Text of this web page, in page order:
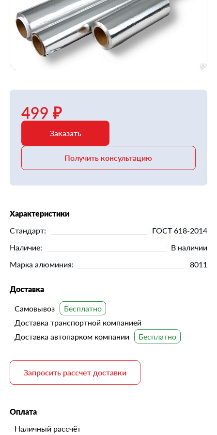
499 ₽
Заказать
Получить консультацию
Характеристики
Стандарт:
ГОСТ 618-2014
Наличие:
В наличии
Марка алюминия:
8011
Доставка
Самовывоз
Доставка транспортной компанией
Доставка автопарком компании
Запросить рассчет доставки
Оплата
Наличный рассчёт